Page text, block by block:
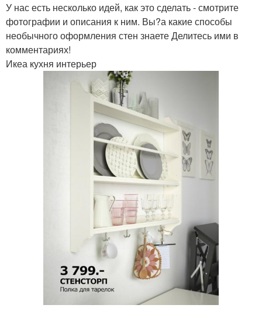
У нас есть несколько идей, как это сделать - смотрите
фотографии и описания к ним. Вы?а какие способы
необычного оформления стен знаете Делитесь ими в
комментариях!
Икеа кухня интерьер